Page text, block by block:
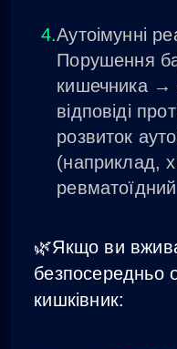
Аутоімунні
Порушення
кишечника →
відповіді
розвиток
(наприклад,
🌿Якщо ви
безпосередньо
кишківник: